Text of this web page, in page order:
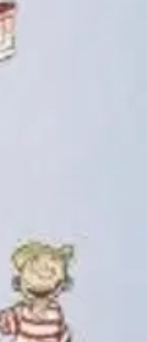
saanut
syntyajoille.
lapsuus,
ahaa-elämyksiä.